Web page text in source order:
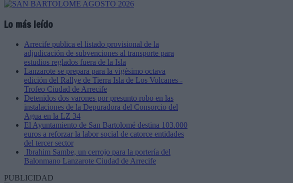
Lo más leído
Arrecife publica el listado provisional de la
adjudicación de subvenciones al transporte para
estudios reglados fuera de la Isla
Lanzarote se prepara para la vigésimo octava
edición del Rallye de Tierra Isla de Los Volcanes -
Trofeo Ciudad de Arrecife
Detenidos dos varones por presunto robo en las
instalaciones de la Depuradora del Consorcio del
Agua en la LZ 34
El Ayuntamiento de San Bartolomé destina 103.000
euros a reforzar la labor social de catorce entidades
del tercer sector
Ibrahim Sambe, un cerrojo para la portería del
Balonmano Lanzarote Ciudad de Arrecife
PUBLICIDAD